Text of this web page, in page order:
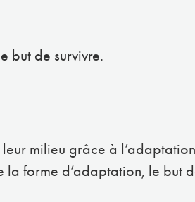
but de survivre.
leur milieu grâce à
la forme d’adaptation, le but